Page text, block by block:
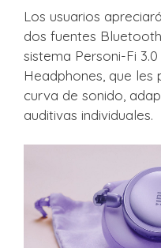
Los usuarios
dos fuentes
sistema Personi-Fi
Headphones, que
curva de sonido,
auditivas individuales.